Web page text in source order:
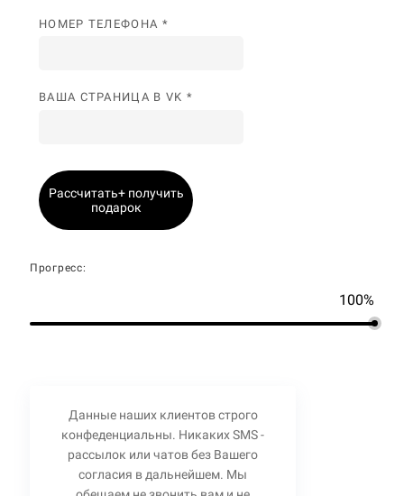
НОМЕР ТЕЛЕФОНА *
ВАША СТРАНИЦА В VK *
Рассчитать+ получить
подарок
Прогресс:
100%
Данные наших клиентов строго
конфеденциальны. Никаких SMS -
рассылок или чатов без Вашего
согласия в дальнейшем. Мы